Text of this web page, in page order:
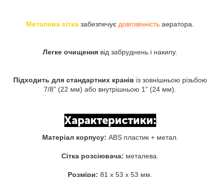
Металева сітка забезпечує довговічність аератора.
Легке очищення від забруднень і накипу.
Підходить для стандартних кранів із зовнішньою різьбою
7/8” (22 мм) або внутрішньою 1” (24 мм).
Характеристики:
Матеріал корпусу: ABS пластик + метал.
Сітка розсіювача: металева.
Розміри: 81 x 53 x 53 мм.